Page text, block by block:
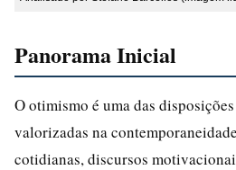
Panorama Inicial
O otimismo é uma das
valorizadas na
cotidianas, discursos